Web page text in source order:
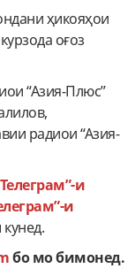
ҳикояҳои
оғоз
“Азия-Плюс”
радиои “Азия-
и
и
бо мо бимонед.